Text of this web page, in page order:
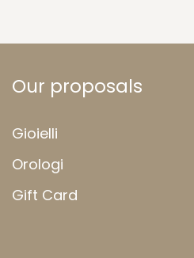
Our proposals
Gioielli
Orologi
Gift Card